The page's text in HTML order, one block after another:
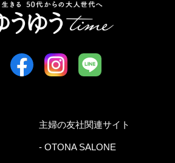
主婦の友社関連サイト
- OTONA SALONE